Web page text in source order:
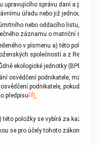
upravujícího správu daní a
úřadu nebo již jednou
nebo oddacího listu,
záznamu o matriční
v písmenu a) této položky
společností a z Rejstříku
ekologické jednotky (BPEJ)
osvědčení podnikatele, má-li
podnikatele, pokud je
předpisu2d).
této položky se vybírá za každé
se pro účely tohoto zákona